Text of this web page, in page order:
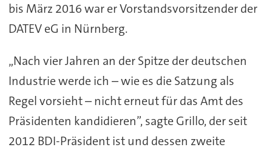
bis März 2016 war er Vorstandsvorsitzender der
DATEV eG in Nürnberg.
„Nach vier Jahren an der Spitze der deutschen
Industrie werde ich – wie es die Satzung als
Regel vorsieht – nicht erneut für das Amt des
Präsidenten kandidieren”, sagte Grillo, der seit
2012 BDI-Präsident ist und dessen zweite